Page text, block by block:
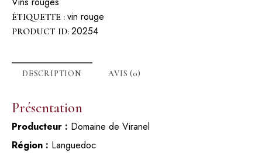
ÉTIQUETTE : vin rouge
PRODUCT ID: 20254
DESCRIPTION AVIS (0)
Présentation
Producteur : Domaine de Viranel
Région : Languedoc